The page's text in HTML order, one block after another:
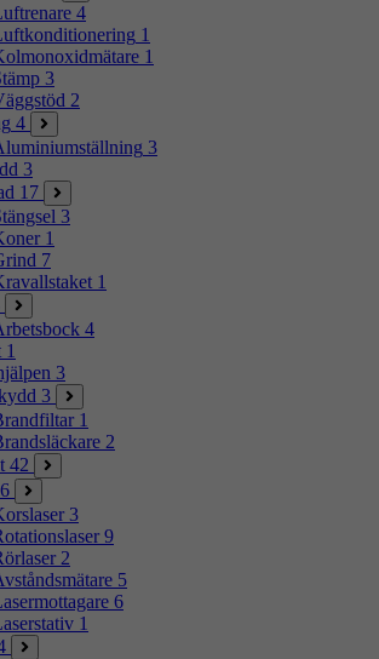
4
1
1
3
2
4
3
3
17
3
1
7
1
4
1
3
3
1
2
42
3
9
2
5
6
1